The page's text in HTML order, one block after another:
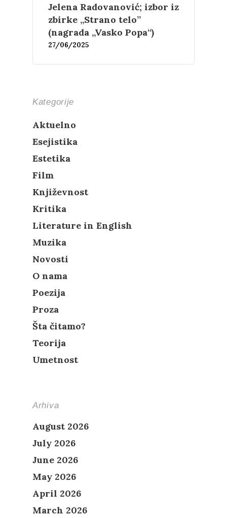
Jelena Radovanović; izbor iz
zbirke „Strano telo”
(nagrada „Vasko Popa“)
27/06/2025
Kategorije
Aktuelno
Esejistika
Estetika
Film
Književnost
Kritika
Literature in English
Muzika
Novosti
O nama
Poezija
Proza
Šta čitamo?
Teorija
Umetnost
Arhiva
August 2026
July 2026
June 2026
May 2026
April 2026
March 2026